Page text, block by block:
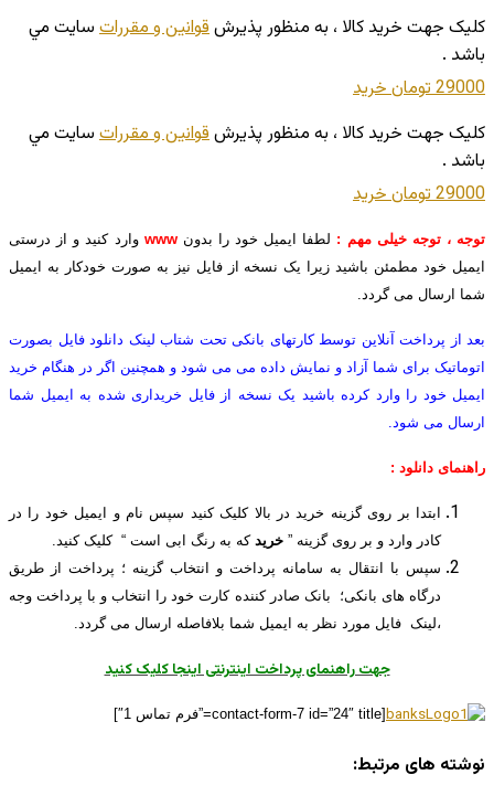
کليک جهت خريد کالا ، به منظور پذيرشقوانين و مقررات سايت مي
باشد .
29000 تومان
خريد
کليک جهت خريد کالا ، به منظور پذيرشقوانين و مقررات سايت مي
باشد .
29000 تومان
خريد
توجه ، توجه خیلی مهم : لطفا ایمیل خود را بدون www
وارد کنید و از درستی
ایمیل خود مطمئن باشید زیرا یک نسخه از فایل نیز به صورت خودکار به ایمیل
شما ارسال می گردد.
بعد از پرداخت آنلاین توسط کارتهای بانکی تحت شتاب لینک دانلود فایل بصورت
اتوماتیک برای شما آزاد و نمایش داده می می شود و همچنین اگر در هنگام خرید
ایمیل خود را وارد کرده باشید یک نسخه از فایل خریداری شده به ایمیل شما
ارسال می شود.
راهنمای دانلود :
ابتدا بر روی گزینه خرید در بالا کلیک کنید سپس نام و ایمیل خود را در
کادر وارد و بر روی گزینه ” خرید که به رنگ ابی است “ کلیک کنید.
سپس با انتقال به سامانه پرداخت و انتخاب گزینه ؛ پرداخت از طریق
درگاه های بانکی؛ بانک صادر کننده کارت خود را انتخاب و با پرداخت وجه
،لینک فایل مورد نظر به ایمیل شما بلافاصله ارسال می گردد.
جهت راهنمای پرداخت اینترنتی اینجا کلیک کنید
[contact-form-7 id=”24″ title=”فرم تماس 1″]
نوشته های مرتبط: